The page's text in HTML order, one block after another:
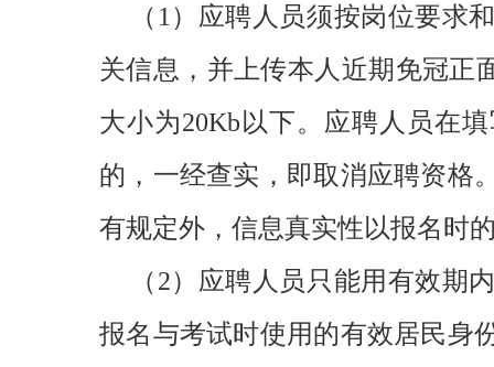
（1）应聘人员须按岗位要求
关信息，并上传本人近期免冠正
大小为20Kb以下。应聘人员在
的，一经查实，即取消应聘资格
有规定外，信息真实性以报名时
（2）应聘人员只能用有效期
报名与考试时使用的有效居民身